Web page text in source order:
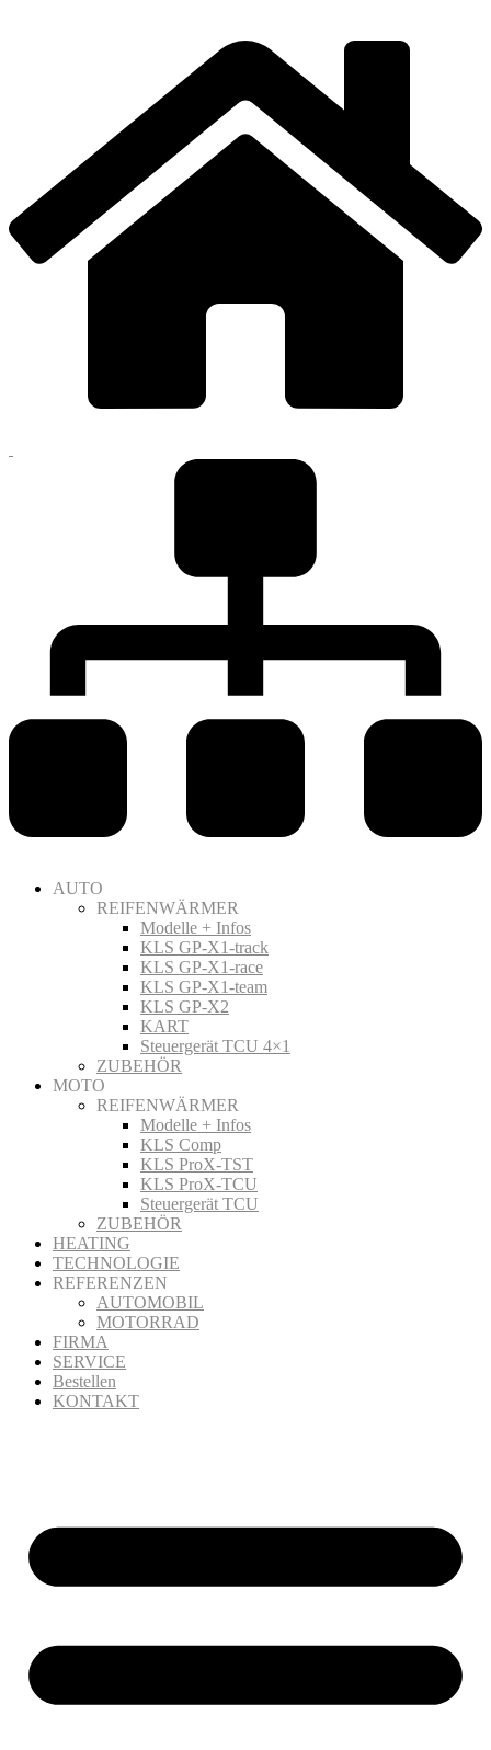
AUTO
REIFENWÄRMER
Modelle + Infos
KLS GP-X1-track
KLS GP-X1-race
KLS GP-X1-team
KLS GP-X2
KART
Steuergerät TCU 4×1
ZUBEHÖR
MOTO
REIFENWÄRMER
Modelle + Infos
KLS Comp
KLS ProX-TST
KLS ProX-TCU
Steuergerät TCU
ZUBEHÖR
HEATING
TECHNOLOGIE
REFERENZEN
AUTOMOBIL
MOTORRAD
FIRMA
SERVICE
Bestellen
KONTAKT